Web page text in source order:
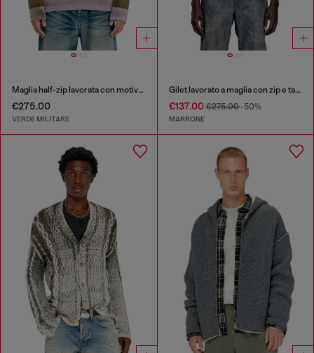
Maglia half-zip lavorata con motivo grifone
€275.00
VERDE MILITARE
Gilet lavorato a maglia con zip e tasche cargo
€137.00€275.00-50%
MARRONE